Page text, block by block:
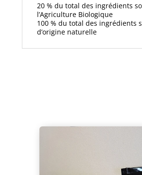
20 % du total des ingrédients
l’Agriculture Biologique
100 % du total des ingrédients
d’origine naturelle